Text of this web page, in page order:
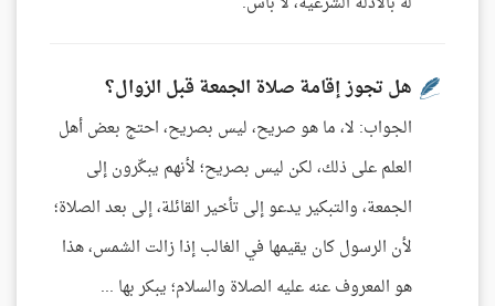
هل تجوز إقامة صلاة الجمعة قبل الزوال؟
الجواب: لا، ما هو صريح، ليس بصريح، احتج بعض أهل
العلم على ذلك، لكن ليس بصريح؛ لأنهم يبكّرون إلى
الجمعة، والتبكير يدعو إلى تأخير القائلة، إلى بعد الصلاة؛
لأن الرسول كان يقيمها في الغالب إذا زالت الشمس، هذا
هو المعروف عنه عليه الصلاة والسلام؛ يبكر بها ...